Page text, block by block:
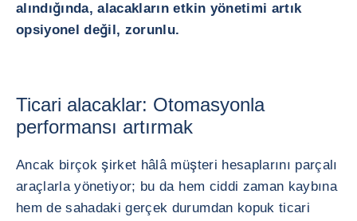
alındığında, alacakların etkin yönetimi artık
opsiyonel değil, zorunlu.
Ticari alacaklar: Otomasyonla
performansı artırmak
Ancak birçok şirket hâlâ müşteri hesaplarını parçalı
araçlarla yönetiyor; bu da hem ciddi zaman kaybına
hem de sahadaki gerçek durumdan kopuk ticari